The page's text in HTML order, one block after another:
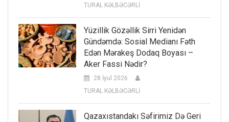
TURAL KƏLBƏCƏRLİ
Yüzillik Gözəllik Sirri Yenidən
Gündəmdə: Sosial Medianı Fəth
Edən Mərakeş Dodaq Boyası –
Aker Fassi Nədir?
28 İyul 2026
TURAL KƏLBƏCƏRLİ
Qazaxıstandakı Səfirimiz Də Geri